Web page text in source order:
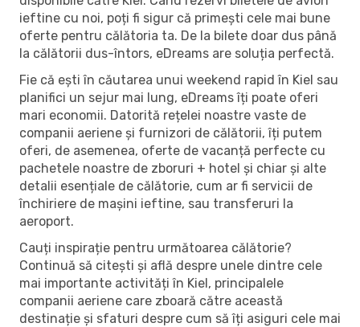
ieftine cu noi, poți fi sigur că primești cele mai bune
oferte pentru călătoria ta. De la bilete doar dus până
la călătorii dus-întors, eDreams are soluția perfectă.
Fie că ești în căutarea unui weekend rapid în Kiel sau
planifici un sejur mai lung, eDreams îți poate oferi
mari economii. Datorită rețelei noastre vaste de
companii aeriene și furnizori de călătorii, îți putem
oferi, de asemenea, oferte de vacanță perfecte cu
pachetele noastre de zboruri + hotel și chiar și alte
detalii esențiale de călătorie, cum ar fi servicii de
închiriere de mașini ieftine, sau transferuri la
aeroport.
Cauți inspirație pentru următoarea călătorie?
Continuă să citești și află despre unele dintre cele
mai importante activități în Kiel, principalele
companii aeriene care zboară către această
destinație și sfaturi despre cum să îți asiguri cele mai